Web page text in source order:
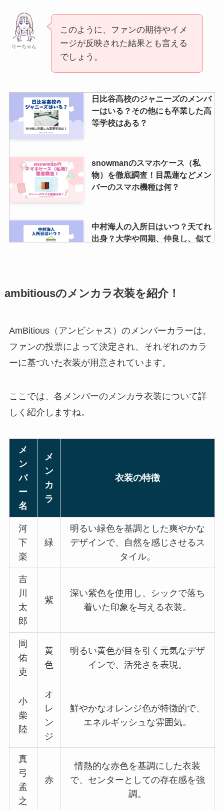
りーちゃん
このように、ファンの期待やイメ
ージが反映された結果とも言える
でしょう。
日比谷高校のジャニーズのメンバ
ーはいる？その他にも卒業した高
等学校はある？
snowmanのスマホケース（私
物）を徹底調査！目黒蓮などメン
バーのスマホ機種は何？
中村海人の入所日はいつ？天てれ
出身？大学や同期、仲良し、似て
ブックオフのジャニーズグッズの
買取情報！売る方法や買取相場
abczにファンはいるの？人気な
い？ファンクラブ会員数は？なぜ
チケットの値段も解説！
ジャニーズのライブ日程2024年開
も！
ジャニーズグッズの買取（持ち込
み）を大阪で実施している店舗
ジャニーズグッズ買取で口コミが
ambitiousのメンカラ衣装を紹介！
AmBitious（アンビシャス）のメンバーカラーは、
ファンの投票によって決定され、それぞれのカラ
ーに基づいた衣装が用意されています。
ここでは、各メンバーのメンカラ衣装について詳
しく紹介しますね。
メ
ン
バ
ー
名
メ
ン
カ
ラ
衣装の特徴
河
下
楽
緑
明るい緑色を基調とした爽やかな
デザインで、自然を感じさせるス
タイル。
吉
川
太
郎
紫
深い紫色を使用し、シックで落ち
着いた印象を与える衣装。
岡
佑
吏
黄
色
明るい黄色が目を引く元気なデザ
インで、活発さを表現。
小
柴
陸
オ
レ
ン
ジ
鮮やかなオレンジ色が特徴的で、
エネルギッシュな雰囲気。
真
弓
孟
之
赤
情熱的な赤色を基調にした衣装
で、センターとしての存在感を強
調。